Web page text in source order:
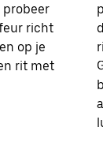
probeer
richt
op je
rit met